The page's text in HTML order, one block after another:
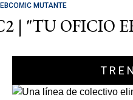
MUTANTE
| "TU OFICIO